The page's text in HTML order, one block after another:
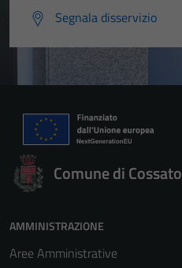
Segnala disservizio
Comune di Cossato
AMMINISTRAZIONE
Aree Amministrative